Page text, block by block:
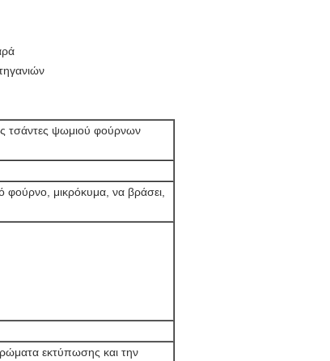
τσάντες ψωμιού φούρνων
φούρνο, μικρόκυμα, να βράσει,
εκτύπωσης και την